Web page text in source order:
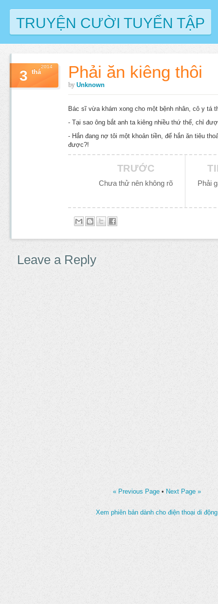
TRUYỆN CƯỜI TUYỂN TẬP
Phải ăn kiêng thôi
by Unknown
3 thá
2014
Bác sĩ vừa khám xong cho một bệnh nhân, cô y tá
- Tại sao ông bắt anh ta kiêng nhiều thứ thế, chỉ
- Hắn đang nợ tôi một khoản tiền, để hắn ăn tiêu
được?!
Phải
TRƯỚC
Chưa thử nên không rõ
Leave a Reply
« Previous Page • Next Page »
Xem phiên bản dành cho điện thoại di động